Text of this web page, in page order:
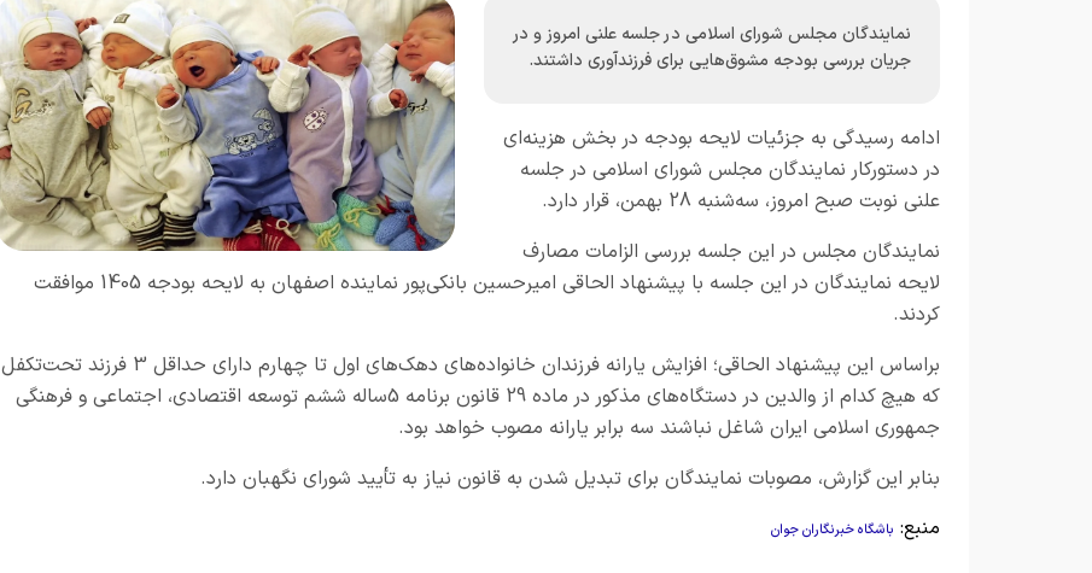
نمایندگان مجلس شورای اسلامی در جلسه علنی امروز و در
جریان بررسی بودجه مشوق‌هایی برای فرزندآوری داشتند.
ادامه رسیدگی به جزئیات لایحه بودجه در بخش هزینه‌ای
در دستورکار نمایندگان مجلس شورای اسلامی در جلسه
علنی نوبت صبح امروز، سه‌شنبه 28 بهمن، قرار دارد.
نمایندگان مجلس در این جلسه بررسی الزامات مصارف
لایحه نمایندگان در این جلسه با پیشنهاد الحاقی امیرحسین بانکی‌پور نماینده اصفهان به لایحه بودجه 1405 موافقت
کردند.
براساس این پیشنهاد الحاقی؛ افزایش یارانه فرزندان خانواده‌های دهک‌های اول تا چهارم دارای حداقل 3 فرزند تحت‌تکفل
که هیچ کدام از والدین در دستگاه‌های مذکور در ماده 29 قانون برنامه 5ساله ششم توسعه اقتصادی، اجتماعی و فرهنگی
جمهوری اسلامی ایران شاغل نباشند سه برابر یارانه مصوب خواهد بود.
بنابر این گزارش، مصوبات نمایندگان برای تبدیل شدن به قانون نیاز به تأیید شورای نگهبان دارد.
منبع: باشگاه خبرنگاران جوان